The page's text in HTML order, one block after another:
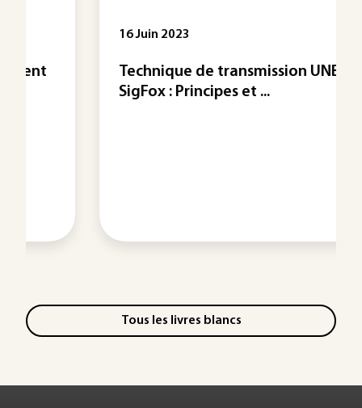
16 Juin 2023
Technique de transmission UNB de
SigFox : Principes et ...
Tous les livres blancs